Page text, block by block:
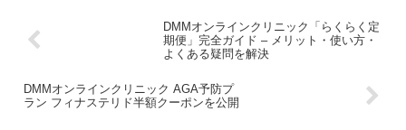
DMMオンラインクリニック「らくらく定
期便」完全ガイド – メリット・使い方・
よくある疑問を解決
DMMオンラインクリニック AGA予防プ
ラン フィナステリド半額クーポンを公開